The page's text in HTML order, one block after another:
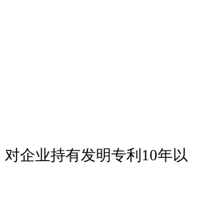
企业持有发明专利10年以